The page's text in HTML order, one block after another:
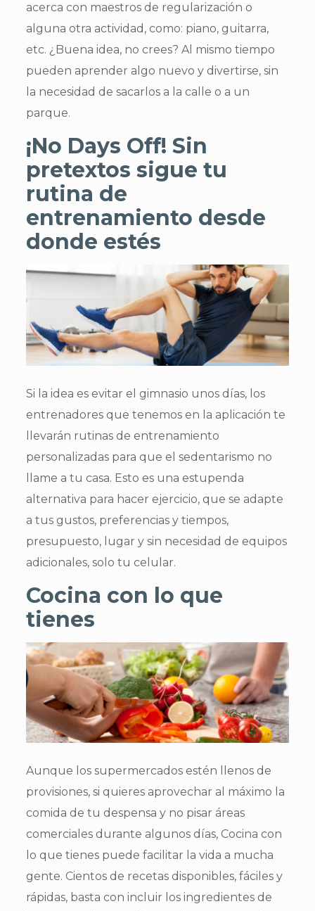
acerca con maestros de regularización o
alguna otra actividad, como: piano, guitarra,
etc. ¿Buena idea, no crees? Al mismo tiempo
pueden aprender algo nuevo y divertirse, sin
la necesidad de sacarlos a la calle o a un
parque.
¡No Days Off! Sin
pretextos sigue tu
rutina de
entrenamiento desde
donde estés
Si la idea es evitar el gimnasio unos días, los
entrenadores que tenemos en la aplicación te
llevarán rutinas de entrenamiento
personalizadas para que el sedentarismo no
llame a tu casa. Esto es una estupenda
alternativa para hacer ejercicio, que se adapte
a tus gustos, preferencias y tiempos,
presupuesto, lugar y sin necesidad de equipos
adicionales, solo tu celular.
Cocina con lo que
tienes
Aunque los supermercados estén llenos de
provisiones, si quieres aprovechar al máximo la
comida de tu despensa y no pisar áreas
comerciales durante algunos días, Cocina con
lo que tienes puede facilitar la vida a mucha
gente. Cientos de recetas disponibles, fáciles y
rápidas, basta con incluir los ingredientes de